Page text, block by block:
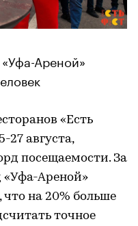
Ареной»
«Есть
27 августа,
посещаемости. За
«Уфа-Ареной»
что на 20% больше
точное